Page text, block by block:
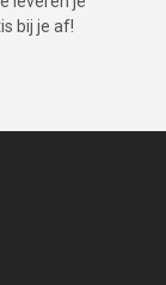
bij je af!